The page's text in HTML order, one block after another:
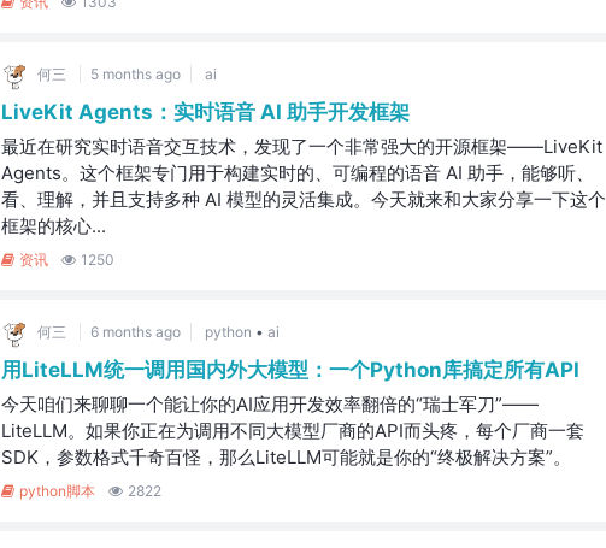
何三 5 months ago ai
LiveKit Agents：实时语音 AI 助手开发框架
最近在研究实时语音交互技术，发现了一个非常强大的开源框架——LiveKit
Agents。这个框架专门用于构建实时的、可编程的语音 AI 助手，能够听、
看、理解，并且支持多种 AI 模型的灵活集成。今天就来和大家分享一下这个
框架的核心...
资讯 1250
何三 6 months ago python • ai
用LiteLLM统一调用国内外大模型：一个Python库搞定所有API
今天咱们来聊聊一个能让你的AI应用开发效率翻倍的“瑞士军刀”——
LiteLLM。如果你正在为调用不同大模型厂商的API而头疼，每个厂商一套
SDK，参数格式千奇百怪，那么LiteLLM可能就是你的“终极解决方案”。
python脚本 2822